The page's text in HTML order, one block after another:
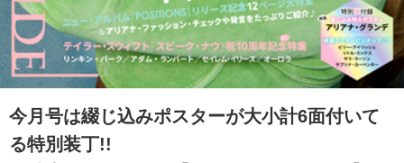
今月号は綴じ込みポスターが大小計6面付いて
る特別装丁!!